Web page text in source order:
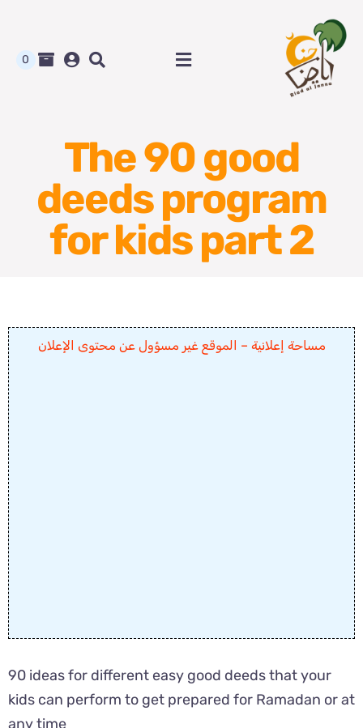
content
Toggle
متجر رياض الجنة
المدونة و أوراق العمل
من نحن
0
The 90 good
deeds program
for kids part 2
مساحة إعلانية – الموقع غير مسؤول عن محتوى الإعلان
90 ideas for different easy good deeds that your
kids can perform to get prepared for Ramadan or at
any time